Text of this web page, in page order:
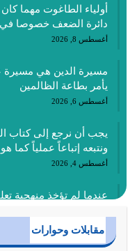
أولياء الطاغوت مهما
دائرة الضعف خصوصا
أغسطس 8, 2026
مسيرة الدين هي مسيرة
يأمر بطاعة الظالمين
أغسطس 6, 2026
يجب أن نرجع إلى كتاب
ونتبعه إتباعاً عملياً كما
أغسطس 4, 2026
عندما لم تؤخذ منهجية
أغسطس 3, 2026
مقابلات وحوارات